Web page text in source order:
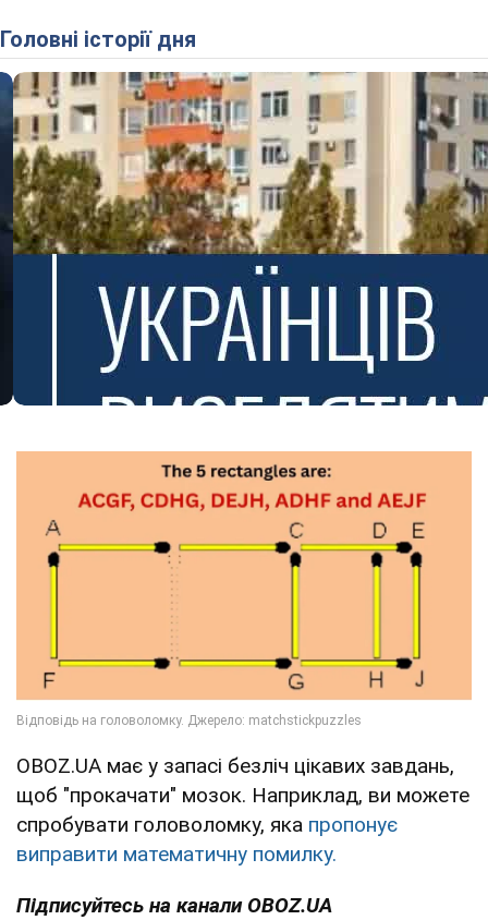
Головні історії дня
OBOZ.UA має у запасі безліч цікавих завдань,
щоб "прокачати" мозок. Наприклад, ви можете
спробувати головоломку, яка пропонує
виправити математичну помилку.
Підписуйтесь на канали OBOZ.UA